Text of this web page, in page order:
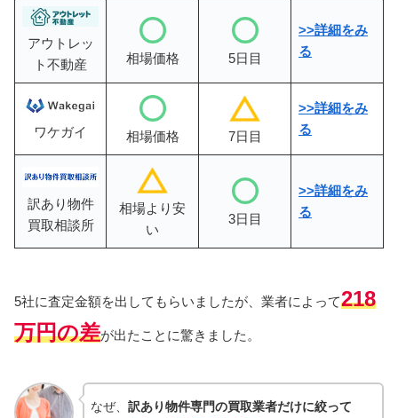
アウトレッ
ト不動産
相場価格 5日目
>>詳細をみ
る
ワケガイ 相場価格 7日目
>>詳細をみ
る
訳あり物件
買取相談所
相場より安
い
3日目
>>詳細をみ
る
5社に査定金額を出してもらいましたが、業者によって218
万円の差が出たことに驚きました。
なぜ、 訳あり物件専門の買取業者だけに絞って